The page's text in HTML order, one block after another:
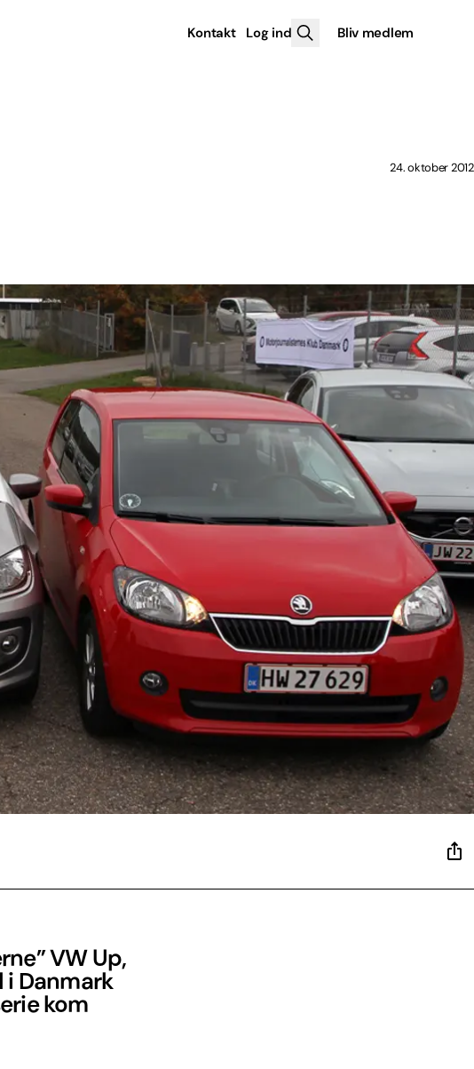
Kontakt Log ind Bliv medlem
24. oktober 2012
VW Up,
i Danmark
kom